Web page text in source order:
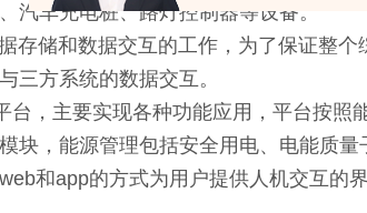
汽车充电桩、路灯控制器等设备。
储和数据交互的工作，为了保证整个
三方系统的数据交互。
主要实现各种功能应用，平台按照
块，能源管理包括安全用电、电能质
和app的方式为用户提供人机交互的